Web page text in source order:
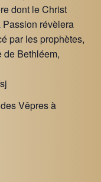
dont le Christ
révèlera
par les prophètes,
de Bethléem,
Vêpres à